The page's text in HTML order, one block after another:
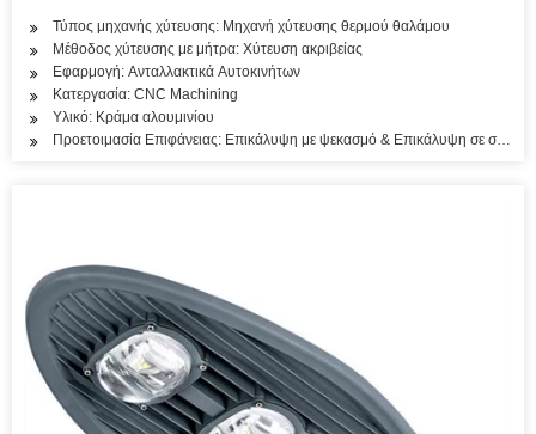
Τύπος μηχανής χύτευσης: Μηχανή χύτευσης θερμού θαλάμου
Μέθοδος χύτευσης με μήτρα: Χύτευση ακριβείας
Εφαρμογή: Ανταλλακτικά Αυτοκινήτων
Κατεργασία: CNC Machining
Υλικό: Κράμα αλουμινίου
Προετοιμασία Επιφάνειας: Επικάλυψη με ψεκασμό & Επικάλυψη σε